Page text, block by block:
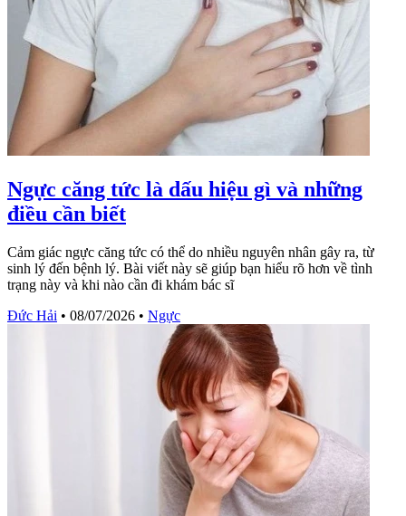
Ngực căng tức là dấu hiệu gì và những
điều cần biết
Cảm giác ngực căng tức có thể do nhiều nguyên nhân gây ra, từ
sinh lý đến bệnh lý. Bài viết này sẽ giúp bạn hiểu rõ hơn về tình
trạng này và khi nào cần đi khám bác sĩ
Đức Hải • 08/07/2026 • Ngực